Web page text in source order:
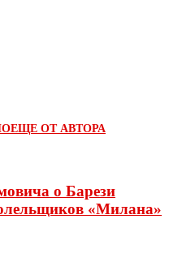
ЕЩЕ ОТ АВТОРА
о Барези
«Милана»